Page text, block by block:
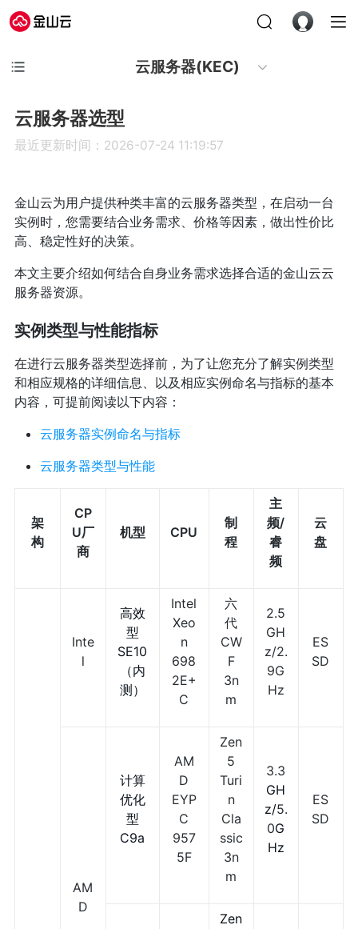
云服务器(KEC)
云服务器选型
最近更新时间：2026-07-24 11:19:57
金山云为用户提供种类丰富的云服务器类型，在启动一台
实例时，您需要结合业务需求、价格等因素，做出性价比
高、稳定性好的决策。
本文主要介绍如何结合自身业务需求选择合适的金山云云
服务器资源。
实例类型与性能指标
在进行云服务器类型选择前，为了让您充分了解实例类型
和相应规格的详细信息、以及相应实例命名与指标的基本
内容，可提前阅读以下内容：
云服务器实例命名与指标
云服务器类型与性能
架
构
CP
U厂
商
机型 CPU
制
程
主
频/
睿
频
云
盘
Inte
l
高效
型
SE10
（内
测）
Intel
Xeo
n
698
2E+
C
六
代
CW
F
3n
m
2.5
GH
z/2.
9G
Hz
ES
SD
AM
D
计算
优化
型
C9a
AM
D
EYP
C
957
5F
Zen
5
Turi
n
Cla
ssic
3n
m
3.3
GH
z/5.
0G
Hz
ES
SD
Zen